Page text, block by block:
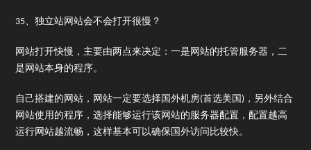
35、独立站网站会不会打开很慢？
网站打开快慢，主要由两点来决定：一是网站的托管服务器，二
是网站本身的程序。
自己搭建的网站，网站一定要选择国外机房(首选美国)，另外结合
网站使用的程序，选择能够运行该网站的服务器配置，配置越高
运行网站越流畅，这样基本可以确保国外访问比较快。